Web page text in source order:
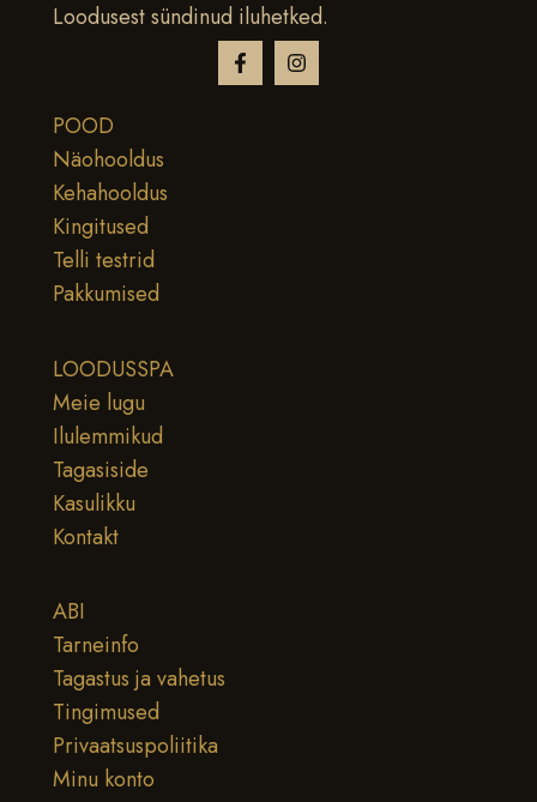
Loodusest sündinud iluhetked.
POOD
Näohooldus
Kehahooldus
Kingitused
Telli testrid
Pakkumised
LOODUSSPA
Meie lugu
Ilulemmikud
Tagasiside
Kasulikku
Kontakt
ABI
Tarneinfo
Tagastus ja vahetus
Tingimused
Privaatsuspoliitika
Minu konto